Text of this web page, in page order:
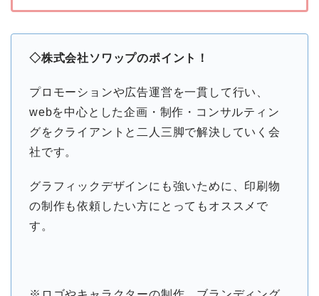
◇株式会社ソワップのポイント！
プロモーションや広告運営を一貫して行い、
webを中心とした企画・制作・コンサルティン
グをクライアントと二人三脚で解決していく会
社です。
グラフィックデザインにも強いために、印刷物
の制作も依頼したい方にとってもオススメで
す。